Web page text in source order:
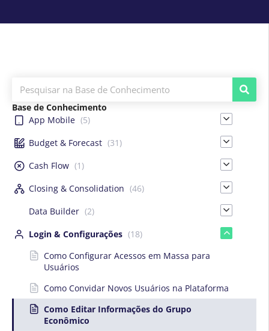
Base de Conhecimento
App Mobile (5)
Budget & Forecast (31)
Cash Flow (1)
Closing & Consolidation (46)
Data Builder (2)
Login & Configurações (18)
Como Configurar Acessos em Massa para
Usuários
Como Convidar Novos Usuários na Plataforma
Como Editar Informações do Grupo
Econômico